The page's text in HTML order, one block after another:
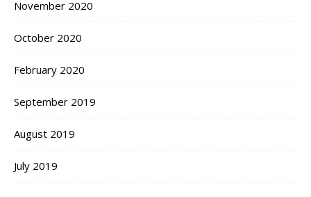
November 2020
October 2020
February 2020
September 2019
August 2019
July 2019